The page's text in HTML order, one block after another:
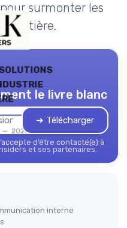
surmonter les
laitière.
— 2026
le livre blanc
➔ Télécharger
d’être contacté(e) à
et ses partenaires.
interne